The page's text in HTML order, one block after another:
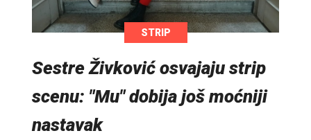
STRIP
Sestre Živković osvajaju strip
scenu: "Mu" dobija još moćniji
nastavak